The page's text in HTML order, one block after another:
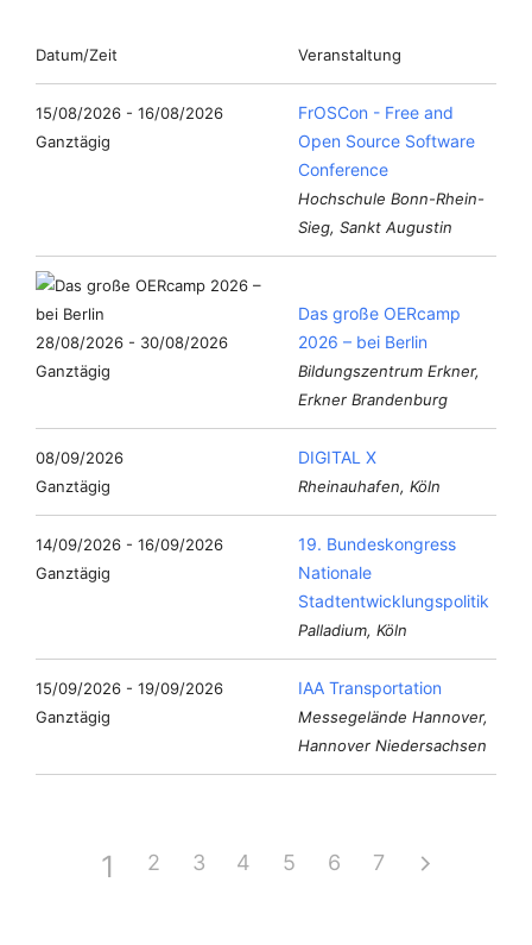
Datum/Zeit Veranstaltung
15/08/2026 - 16/08/2026
Ganztägig
FrOSCon - Free and
Open Source Software
Conference
Hochschule Bonn-Rhein-
Sieg, Sankt Augustin
28/08/2026 - 30/08/2026
Ganztägig
Das große OERcamp
2026 – bei Berlin
Bildungszentrum Erkner,
Erkner Brandenburg
08/09/2026
Ganztägig
DIGITAL X
Rheinauhafen, Köln
14/09/2026 - 16/09/2026
Ganztägig
19. Bundeskongress
Nationale
Stadtentwicklungspolitik
Palladium, Köln
15/09/2026 - 19/09/2026
Ganztägig
IAA Transportation
Messegelände Hannover,
Hannover Niedersachsen
1 2 3 4 5 6 7